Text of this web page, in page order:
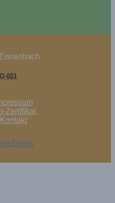
021
Zertifikat
Kontakt